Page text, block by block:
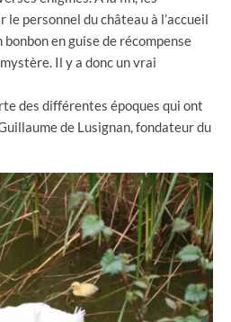
personnel du château à l’accueil
en guise de récompense
Il y a donc un vrai
des différentes époques qui ont
de Lusignan, fondateur du